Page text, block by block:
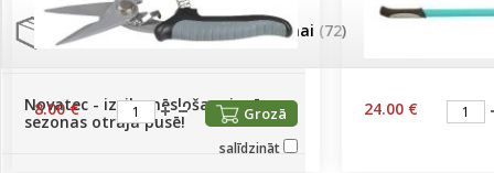
Palīglīdzekļi augu audzēšanai (72)
Klientu Diena
Novatec - izcils mēslošanai arī
sezonas otrajā pusē!
8.00 € Grozā
salīdzināt
24.00 €